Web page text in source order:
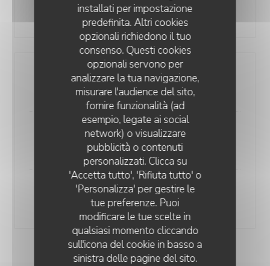
installati per impostazione
predefinita. Altri cookies
opzionali richiedono il tuo
consenso. Questi cookies
opzionali servono per
analizzare la tua navigazione,
misurare l'audience del sito,
fornire funzionalità (ad
esempio, legate ai social
network) o visualizzare
pubblicità o contenuti
personalizzati. Clicca su
'Accetta tutto', 'Rifiuta tutto' o
'Personalizza' per gestire le
tue preferenze. Puoi
modificare le tue scelte in
qualsiasi momento cliccando
sull'icona del cookie in basso a
sinistra delle pagine del sito.
Dessert fromager
Entrée + Plat ou Plat + Dessert
22,00 EUR
Entrée + Plat + Dessert
25,00 EUR
Entrée + Plat +fromage + Dessert
30,00 EUR
L'ANTIDOTE REMÈDE LOCAL